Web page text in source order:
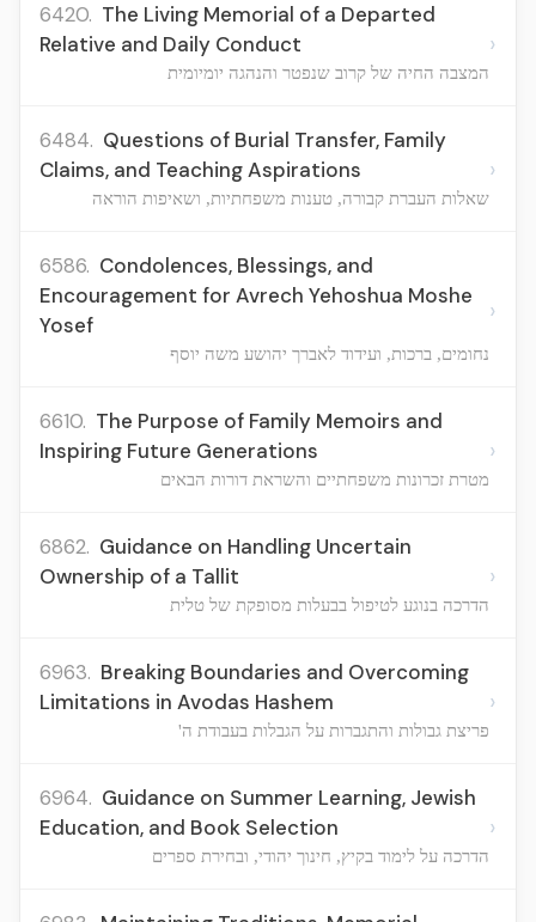
6420. The Living Memorial of a Departed
Relative and Daily Conduct
המצבה החיה של קרוב שנפטר והנהגה יומיומית
›
6484. Questions of Burial Transfer, Family
Claims, and Teaching Aspirations
שאלות העברת קבורה, טענות משפחתיות, ושאיפות הוראה
›
6586. Condolences, Blessings, and
Encouragement for Avrech Yehoshua Moshe
Yosef
נחומים, ברכות, ועידוד לאברך יהושע משה יוסף
›
6610. The Purpose of Family Memoirs and
Inspiring Future Generations
מטרת זכרונות משפחתיים והשראת דורות הבאים
›
6862. Guidance on Handling Uncertain
Ownership of a Tallit
הדרכה בנוגע לטיפול בבעלות מסופקת של טלית
›
6963. Breaking Boundaries and Overcoming
Limitations in Avodas Hashem
פריצת גבולות והתגברות על הגבלות בעבודת ה'
›
6964. Guidance on Summer Learning, Jewish
Education, and Book Selection
הדרכה על לימוד בקיץ, חינוך יהודי, ובחירת ספרים
›